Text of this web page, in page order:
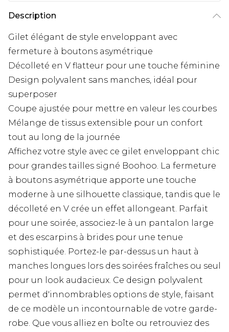
Description
Gilet élégant de style enveloppant avec
fermeture à boutons asymétrique
Décolleté en V flatteur pour une touche féminine
Design polyvalent sans manches, idéal pour
superposer
Coupe ajustée pour mettre en valeur les courbes
Mélange de tissus extensible pour un confort
tout au long de la journée
Affichez votre style avec ce gilet enveloppant chic
pour grandes tailles signé Boohoo. La fermeture
à boutons asymétrique apporte une touche
moderne à une silhouette classique, tandis que le
décolleté en V crée un effet allongeant. Parfait
pour une soirée, associez-le à un pantalon large
et des escarpins à brides pour une tenue
sophistiquée. Portez-le par-dessus un haut à
manches longues lors des soirées fraîches ou seul
pour un look audacieux. Ce design polyvalent
permet d'innombrables options de style, faisant
de ce modèle un incontournable de votre garde-
robe. Que vous alliez en boîte ou retrouviez des